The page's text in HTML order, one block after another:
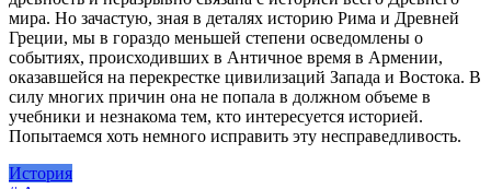
мира. Но зачастую, зная в деталях историю Рима и Древней
Греции, мы в гораздо меньшей степени осведомлены о
событиях, происходивших в Античное время в Армении,
оказавшейся на перекрестке цивилизаций Запада и Востока. В
силу многих причин она не попала в должном объеме в
учебники и незнакома тем, кто интересуется историей.
Попытаемся хоть немного исправить эту несправедливость.
История